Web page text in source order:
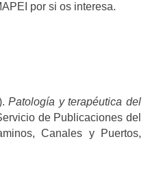
por si os interesa.
Patología y terapéutica del
de Publicaciones del
Canales y Puertos,